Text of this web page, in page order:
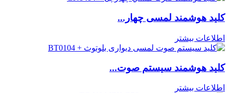
کلید هوشمند لمسی چهار...
اطلاعات بیشتر
کلید هوشمند سیستم صوت...
اطلاعات بیشتر